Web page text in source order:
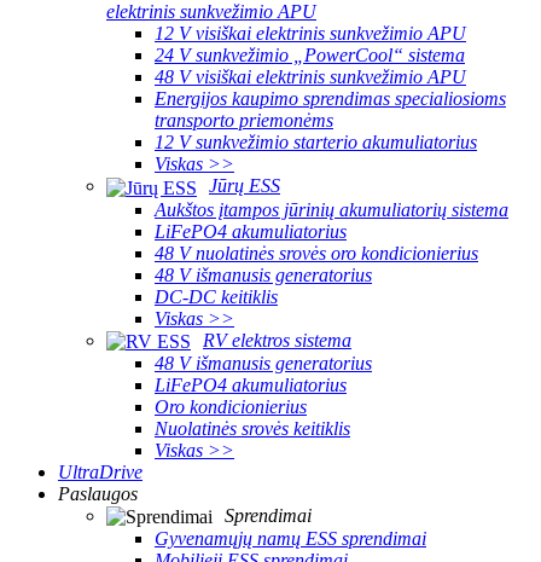
elektrinis sunkvežimio APU
12 V visiškai elektrinis sunkvežimio APU
24 V sunkvežimio „PowerCool“ sistema
48 V visiškai elektrinis sunkvežimio APU
Energijos kaupimo sprendimas specialiosioms
transporto priemonėms
12 V sunkvežimio starterio akumuliatorius
Viskas >>
Jūrų ESS
Aukštos įtampos jūrinių akumuliatorių sistema
LiFePO4 akumuliatorius
48 V nuolatinės srovės oro kondicionierius
48 V išmanusis generatorius
DC-DC keitiklis
Viskas >>
RV elektros sistema
48 V išmanusis generatorius
LiFePO4 akumuliatorius
Oro kondicionierius
Nuolatinės srovės keitiklis
Viskas >>
UltraDrive
Paslaugos
Sprendimai
Gyvenamųjų namų ESS sprendimai